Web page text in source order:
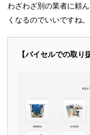
わざわざ別の業者に頼
くなるのでいいですね。
【バイセルでの取り